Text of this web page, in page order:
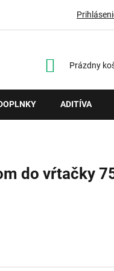
NÁKUPNÝ
Prázdny
ADITÍVA
do vŕtačky